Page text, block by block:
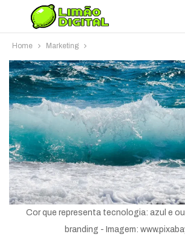
Home Marketing
Cor que representa tecnologia: azul e
branding - Imagem: